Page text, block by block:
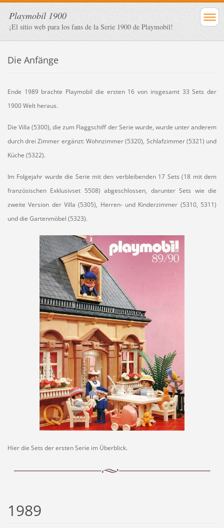
Playmobil 1900
¡El sitio web para los fans de la Serie 1900 de Playmobil!
Die Anfänge
Ende 1989 brachte Playmobil die ersten 16 von insgesamt 33 Sets der
1900 Welt heraus.
Die Villa (5300), die zum Flaggschiff der Serie wurde, wurde unter anderem
durch drei Zimmer ergänzt: Wohnzimmer (5320), Schlafzimmer (5321) und
Küche (5322).
Im Folgejahr wurde die Serie mit den verbleibenden 17 Sets (18 mit dem
französischen Exklusivset 5508) abgeschlossen, darunter Sets wie die
zweite Version der Villa (5305), Herren- und Kinderzimmer (5310, 5311)
und die Gartenmöbel (5323).
Hier die Sets der ersten Serie im Überblick.
1989